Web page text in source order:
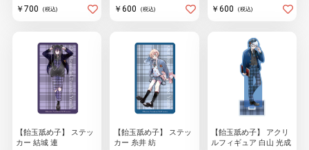
￥700 (税込) ￥600 (税込) ￥600 (税込)
【飴玉舐め子】 ステッ
カー 結城 連
【飴玉舐め子】 ステッ
カー 糸井 紡
【飴玉舐め子】 アクリ
ルフィギュア 白山 光成